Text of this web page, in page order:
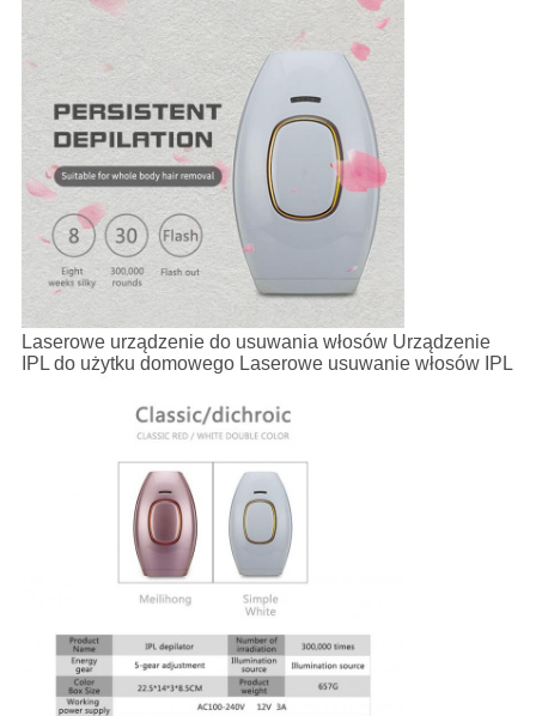
Laserowe urządzenie do usuwania włosów Urządzenie
IPL do użytku domowego Laserowe usuwanie włosów IPL